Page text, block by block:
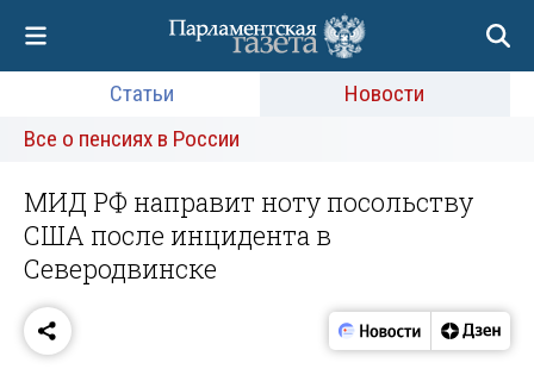
Статьи
Новости
Все о пенсиях в России
МИД РФ направит ноту посольству
США после инцидента в
Северодвинске